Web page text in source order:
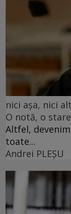
nici așa, nici
O notă, o
Altfel,
toate...
Andrei PLEŞU